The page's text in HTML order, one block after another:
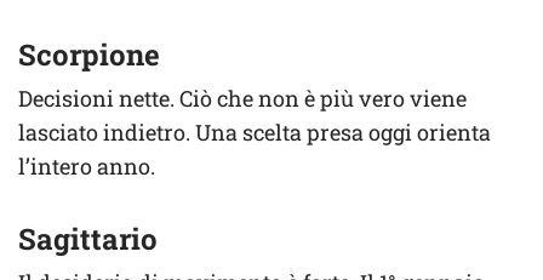
Scorpione
Decisioni nette. Ciò che non è più vero viene
lasciato indietro. Una scelta presa oggi orienta
l’intero anno.
Sagittario